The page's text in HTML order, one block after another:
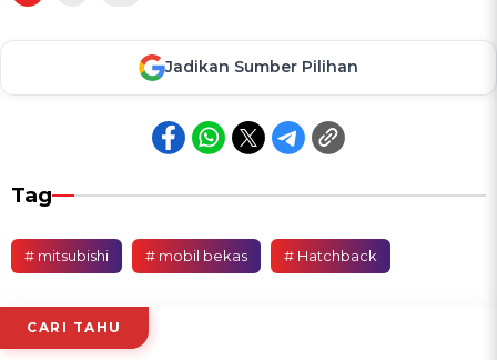
Jadikan Sumber Pilihan
Tag
# mitsubishi # mobil bekas # Hatchback
CARI TAHU